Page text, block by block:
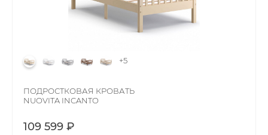
+5
ПОДРОСТКОВАЯ КРОВАТЬ
NUOVITA INCANTO
109 599 ₽